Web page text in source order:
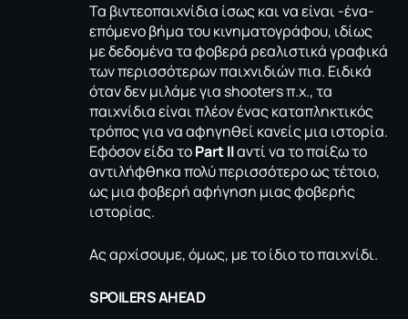
Τα βιντεοπαιχνίδια ίσως και να είναι -ένα-
επόμενο βήμα του κινηματογράφου, ιδίως
με δεδομένα τα φοβερά ρεαλιστικά γραφικά
των περισσότερων παιχνιδιών πια. Ειδικά
όταν δεν μιλάμε για shooters π.χ., τα
παιχνίδια είναι πλέον ένας καταπληκτικός
τρόπος για να αφηγηθεί κανείς μια ιστορία.
Εφόσον είδα τοPart IIαντί να το παίξω το
αντιλήφθηκα πολύ περισσότερο ως τέτοιο,
ως μια φοβερή αφήγηση μιας φοβερής
ιστορίας.
Ας αρχίσουμε, όμως, με το ίδιο το παιχνίδι.
SPOILERSAHEAD